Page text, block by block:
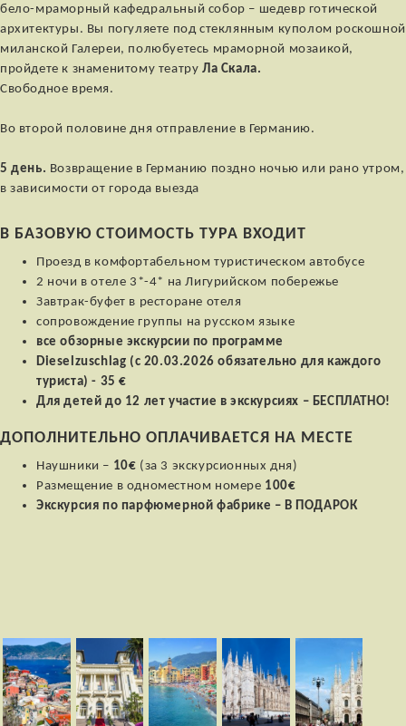
бело-мраморный кафедральный собор – шедевр готической
архитектуры. Вы погуляете под стеклянным куполом роскошной
миланской Галереи, полюбуетесь мраморной мозаикой,
пройдете к знаменитому театруЛа Скала.
Свободное время.
Во второй половине дня отправление в Германию.
5 день. Возвращение в Германию поздно ночью или рано утром,
в зависимости от города выезда
В БАЗОВУЮ СТОИМОСТЬ ТУРА ВХОДИТ
Проезд в комфортабельном туристическом автобусе
2 ночи в отеле 3*-4* на Лигурийском побережье
Завтрак-буфет в ресторане отеля
cопровождение группы на русском языке
все обзорные экскурсии по программе
Dieselzuschlag (c 20.03.2026 обязательно для каждого
туриста) - 35 €
Для детей до 12 лет участие в экскурсиях – БЕСПЛАТНО!
ДОПОЛНИТЕЛЬНО ОПЛАЧИВАЕТСЯ НА МЕСТЕ
Наушники – 10€ (за 3 экскурсионных дня)
Размещение в одноместном номере 100€
Экскурсия по парфюмерной фабрике – В ПОДАРОК